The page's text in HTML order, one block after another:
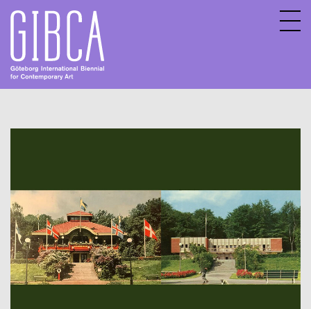
GIBCA Extended 2013
GIBCA Extended 2015
GIBCA Extended 2017
GIBCA Extended 2019
GIBCA Extended 2021
Aktörer 2021
Utställning